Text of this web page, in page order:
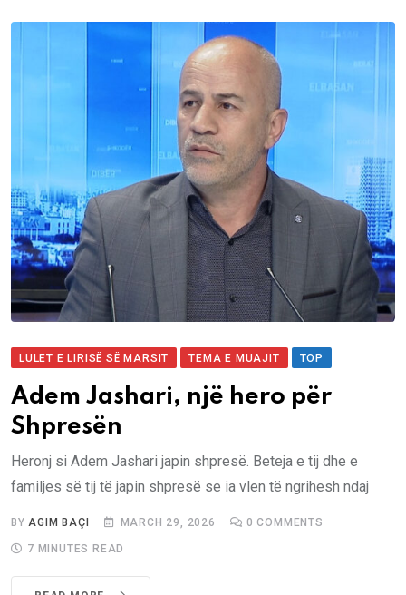
LULET E LIRISË SË MARSIT TEMA E MUAJIT TOP
Adem Jashari, një hero për
Shpresën
Heronj si Adem Jashari japin shpresë. Beteja e tij dhe e
familjes së tij të japin shpresë se ia vlen të ngrihesh ndaj
BYAGIM BAÇI MARCH 29, 2026 0 COMMENTS
7 MINUTES READ